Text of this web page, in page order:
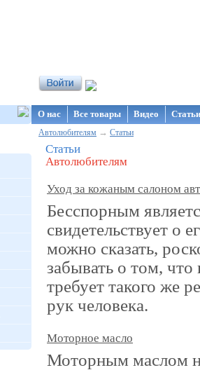
О нас Все товары Видео
Автолюбителям → Статьи
Статьи
Автолюбителям
Уход за кожаным салоном
Бесспорным
свидетельствует о
можно сказать,
забывать о том,
требует такого же
рук человека.
Моторное масло
Моторным маслом